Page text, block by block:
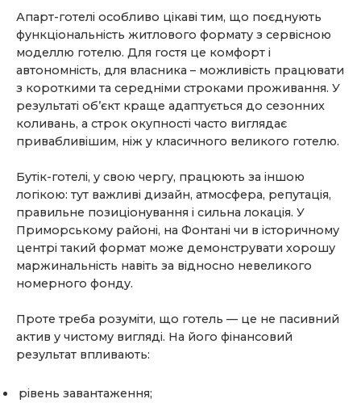
Апарт-готелі особливо цікаві тим, що поєднують
функціональність житлового формату з сервісною
моделлю готелю. Для гостя це комфорт і
автономність, для власника – можливість працювати
з короткими та середніми строками проживання. У
результаті об’єкт краще адаптується до сезонних
коливань, а строк окупності часто виглядає
привабливішим, ніж у класичного великого готелю.
Бутік-готелі, у свою чергу, працюють за іншою
логікою: тут важливі дизайн, атмосфера, репутація,
правильне позиціонування і сильна локація. У
Приморському районі, на Фонтані чи в історичному
центрі такий формат може демонструвати хорошу
маржинальність навіть за відносно невеликого
номерного фонду.
Проте треба розуміти, що готель — це не пасивний
актив у чистому вигляді. На його фінансовий
результат впливають:
рівень завантаження;